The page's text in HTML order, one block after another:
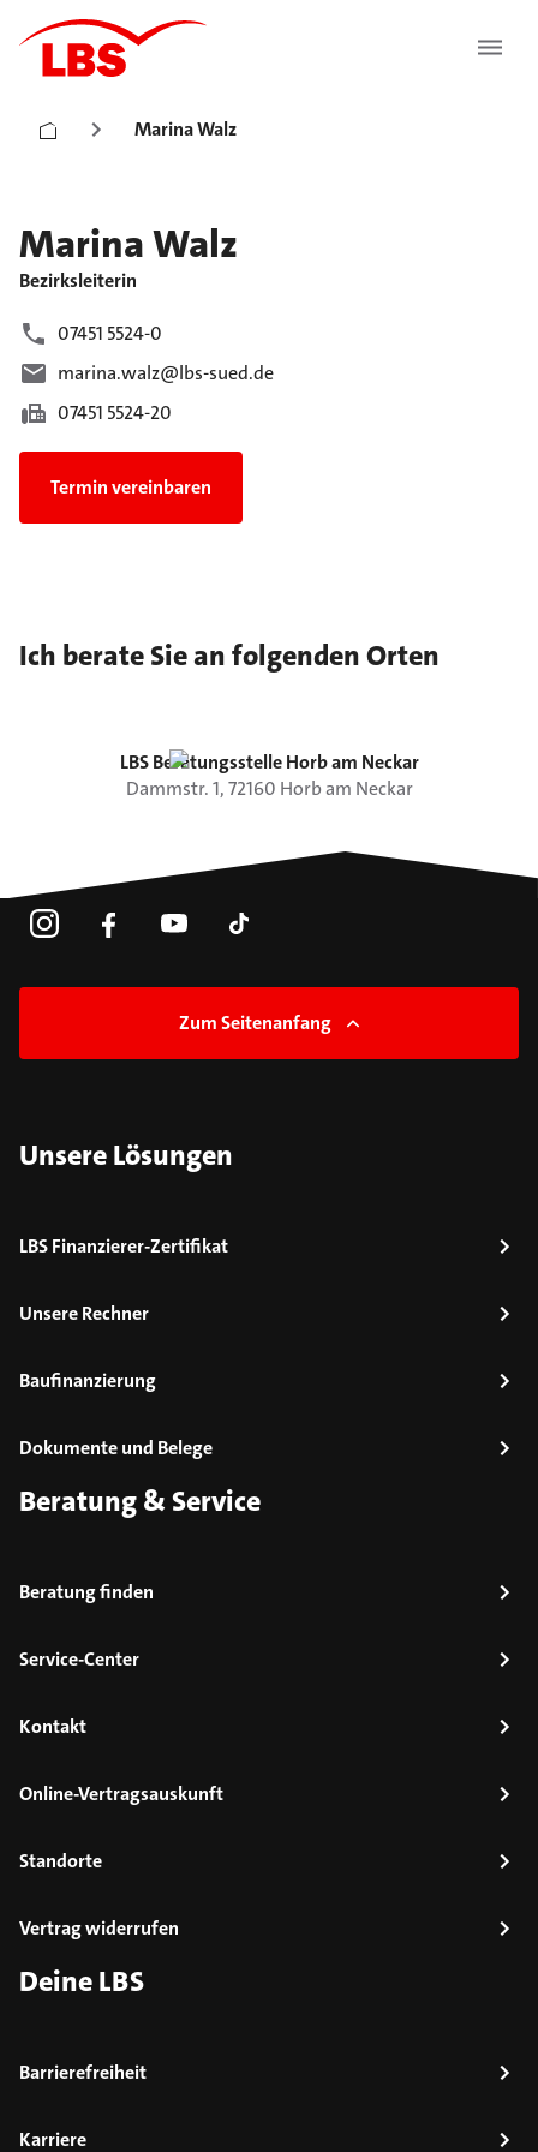
Marina Walz
MarinaWalz
Bezirksleiterin
07451 5524-0
marina.walz@lbs-sued.de
07451 5524-20
Termin vereinbaren
Ich berate Sie an folgenden Orten
LBS Beratungsstelle Horb am Neckar
Dammstr.1,72160 Horb am Neckar
Zum Seitenanfang
Unsere Lösungen
LBS Finanzierer-Zertifikat
Unsere Rechner
Baufinanzierung
Dokumente und Belege
Beratung & Service
Beratung finden
Service-Center
Kontakt
Online-Vertragsauskunft
Standorte
Vertrag widerrufen
Deine LBS
Barrierefreiheit
Karriere